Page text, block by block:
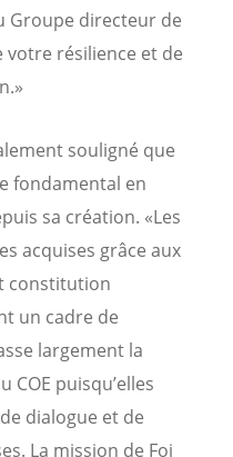
Groupe directeur de
votre résilience et de
souligné que
fondamental en
sa création. «Les
acquises grâce aux
constitution
un cadre de
largement la
puisqu’elles
dialogue et de
La mission de Foi